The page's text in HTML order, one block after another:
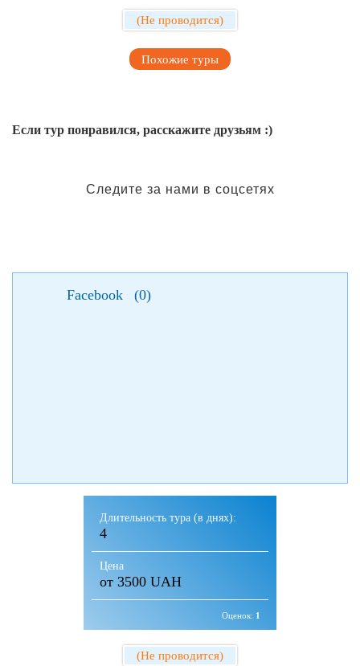
(Не проводится)
Похожие туры
Если тур понравился, расскажите друзьям :)
Следите за нами в соцсетях
Facebook (0)
Длительность тура (в днях):
4
Цена
от 3500 UAH
Оценок: 1
(Не проводится)